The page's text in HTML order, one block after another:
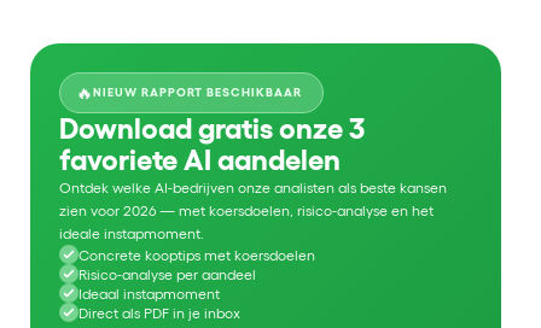
🔥NIEUW RAPPORT BESCHIKBAAR
Download gratis onze 3
favoriete AI aandelen
Ontdek welke AI-bedrijven onze analisten als beste kansen
zien voor 2026 — met koersdoelen, risico-analyse en het
ideale instapmoment.
Concrete kooptips met koersdoelen
Risico-analyse per aandeel
Ideaal instapmoment
Direct als PDF in je inbox